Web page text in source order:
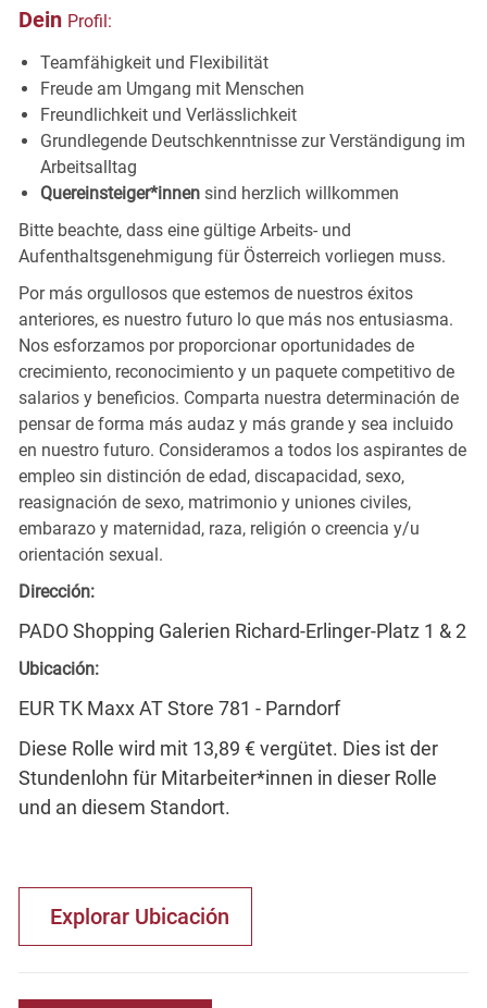
Dein Profil:
Teamfähigkeit und Flexibilität
Freude am Umgang mit Menschen
Freundlichkeit und Verlässlichkeit
Grundlegende Deutschkenntnisse zur Verständigung im
Arbeitsalltag
Quereinsteiger*innensind herzlich willkommen
Bitte beachte, dass eine gültige Arbeits- und
Aufenthaltsgenehmigung für Österreich vorliegen muss.
Por más orgullosos que estemos de nuestros éxitos
anteriores, es nuestro futuro lo que más nos entusiasma.
Nos esforzamos por proporcionar oportunidades de
crecimiento, reconocimiento y un paquete competitivo de
salarios y beneficios. Comparta nuestra determinación de
pensar de forma más audaz y más grande y sea incluido
en nuestro futuro. Consideramos a todos los aspirantes de
empleo sin distinción de edad, discapacidad, sexo,
reasignación de sexo, matrimonio y uniones civiles,
embarazo y maternidad, raza, religión o creencia y/u
orientación sexual.
Dirección:
PADO Shopping Galerien Richard-Erlinger-Platz 1 & 2
Ubicación:
EUR TK Maxx AT Store 781 - Parndorf
Diese Rolle wird mit 13,89 € vergütet. Dies ist der
Stundenlohn für Mitarbeiter*innen in dieser Rolle
und an diesem Standort.
Explorar Ubicación